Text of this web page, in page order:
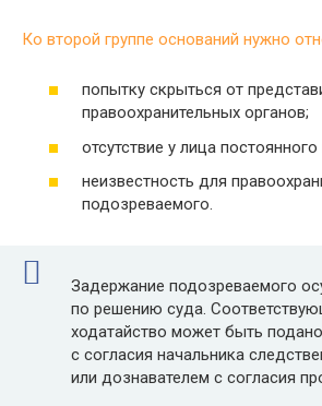
Ко второй группе оснований нужно
попытку скрыться от
правоохранительных органов;
отсутствие у лица
неизвестность для
подозреваемого.
Задержание подозреваемого
по решению суда.
ходатайство может быть
с согласия начальника
или дознавателем с согласия